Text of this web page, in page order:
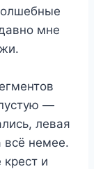
мне
—
левая
всё немее.
и